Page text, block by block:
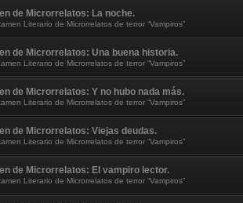
de Microrrelatos: La noche.
Literario de Microrrelatos de terror “Vampiros”
de Microrrelatos: Una buena historia.
Literario de Microrrelatos de terror “Vampiros”
de Microrrelatos: Y no hubo nada más.
Literario de Microrrelatos de terror “Vampiros”
de Microrrelatos: Viejas deudas.
Literario de Microrrelatos de terror “Vampiros”
de Microrrelatos: El vampiro lector.
Literario de Microrrelatos de terror “Vampiros”